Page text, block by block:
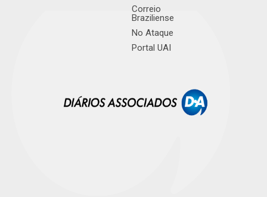
Correio
Braziliense
No Ataque
Portal UAI